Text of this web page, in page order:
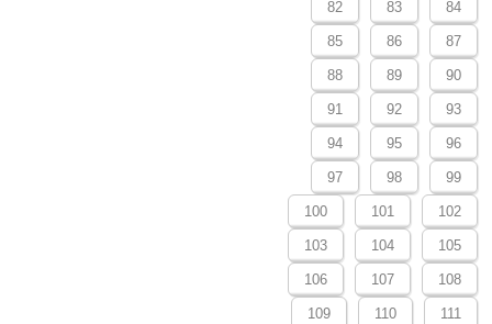
82 83 84
85 86 87
88 89 90
91 92 93
94 95 96
97 98 99
100 101 102
103 104 105
106 107 108
109 110 111